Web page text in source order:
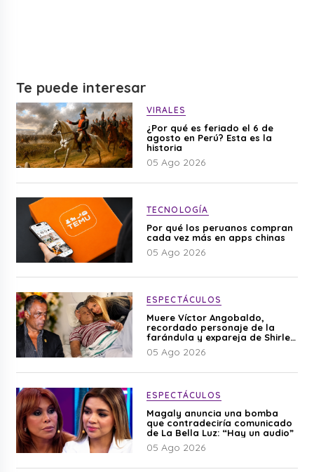
Te puede interesar
VIRALES
¿Por qué es feriado el 6 de
agosto en Perú? Esta es la
historia
05 Ago 2026
TECNOLOGÍA
Por qué los peruanos compran
cada vez más en apps chinas
05 Ago 2026
ESPECTÁCULOS
Muere Víctor Angobaldo,
recordado personaje de la
farándula y expareja de Shirley
Cherres
05 Ago 2026
ESPECTÁCULOS
Magaly anuncia una bomba
que contradeciría comunicado
de La Bella Luz: “Hay un audio”
05 Ago 2026